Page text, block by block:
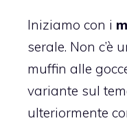
Iniziamo con i
serale. Non
muffin alle
variante sul
ulteriormente